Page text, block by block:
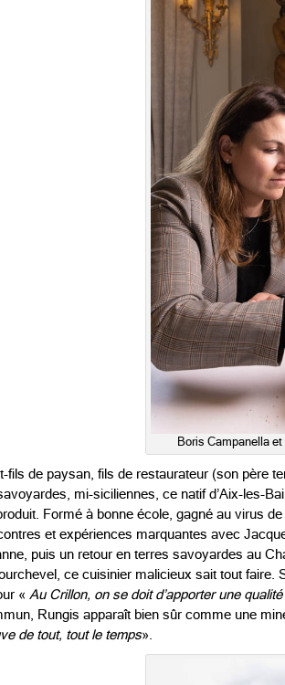
Boris Campanella
fils de paysan, fils de restaurateur (son père
mi-siciliennes, ce natif d’Aix-les-
Formé à bonne école, gagné au virus
et expériences marquantes avec
puis un retour en terres savoyardes au
ce cuisinier malicieux sait tout faire.
« Au Crillon, on se doit d’apporter une
Rungis apparaît bien sûr comme une
de tout, tout le temps».